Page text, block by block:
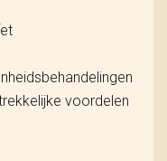
voordelen